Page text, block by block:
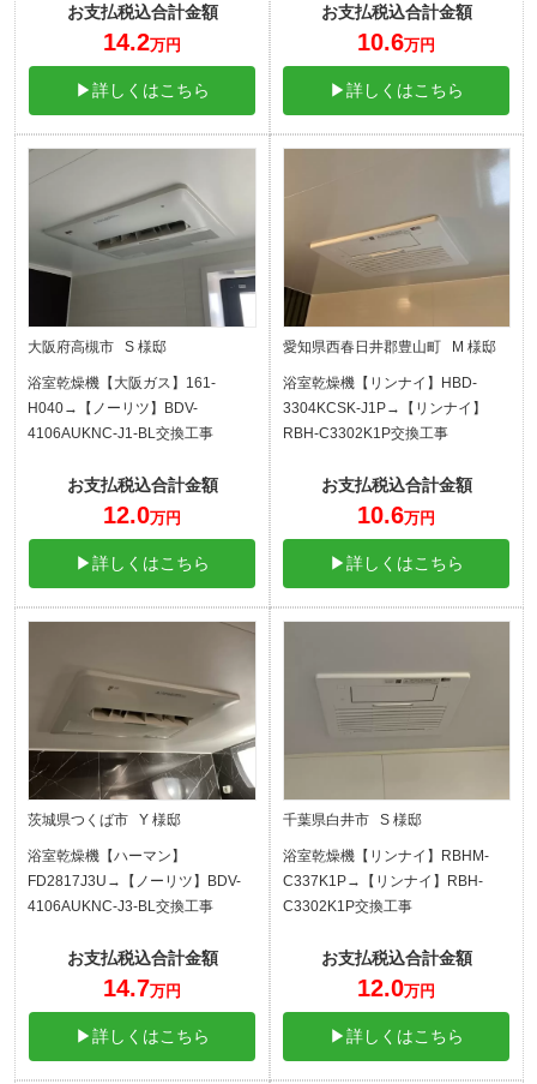
お支払税込合計金額
14.2万円
▶詳しくはこちら
お支払税込合計金額
10.6万円
▶詳しくはこちら
大阪府高槻市 S 様邸
浴室乾燥機【大阪ガス】161-
H040→【ノーリツ】BDV-
4106AUKNC-J1-BL交換工事
お支払税込合計金額
12.0万円
▶詳しくはこちら
愛知県西春日井郡豊山町 M 様邸
浴室乾燥機【リンナイ】HBD-
3304KCSK-J1P→【リンナイ】
RBH-C3302K1P交換工事
お支払税込合計金額
10.6万円
▶詳しくはこちら
茨城県つくば市 Y 様邸
浴室乾燥機【ハーマン】
FD2817J3U→【ノーリツ】BDV-
4106AUKNC-J3-BL交換工事
お支払税込合計金額
14.7万円
▶詳しくはこちら
千葉県白井市 S 様邸
浴室乾燥機【リンナイ】RBHM-
C337K1P→【リンナイ】RBH-
C3302K1P交換工事
お支払税込合計金額
12.0万円
▶詳しくはこちら